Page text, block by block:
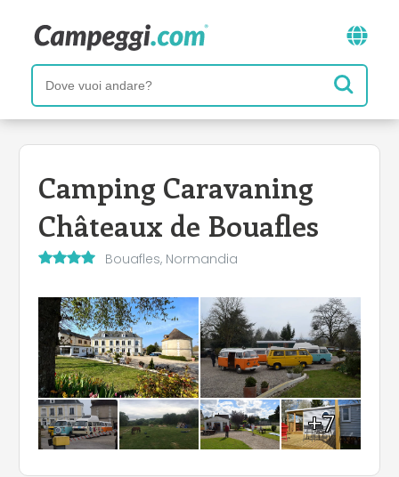
Camping Caravaning
Châteaux de Bouafles
Bouafles, Normandia
+7